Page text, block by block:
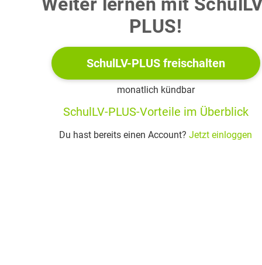
Schematische Darstellung
Die Abbildung stammt aus der Veröffentlichung von
PLUS!
SchulLV-PLUS freischalten
monatlich kündbar
SchulLV-PLUS-Vorteile im Überblick
Du hast bereits einen Account? Jetzt einloggen